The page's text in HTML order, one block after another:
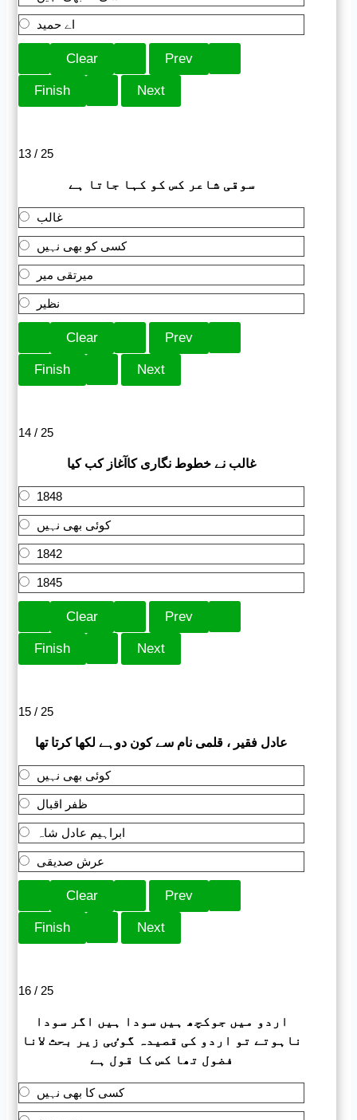
اے حمید
13 / 25
سوقی شاعر کس کو کہا جاتا ہے
غالب
کسی کو بھی نہیں
میرتقی میر
نظیر
14 / 25
غالب نے خطوط نگاری کاآغاز کب کیا
1848
کوئی بھی نہیں
1842
1845
15 / 25
عادل فقیر ، قلمی نام سے کون دوہے لکھا کرتا تھا
کوئی بھی نہیں
ظفر اقبال
ابراہیم عادل شاہ
عرش صدیقی
16 / 25
اردو میں جوکچھ ہیں سودا ہیں اگر سودا
ناہوتے تو اردو کی قصیدہ گوٸی زیر بحث لانا
فضول تھا کس کا قول ہے
کسی کا بھی نہیں